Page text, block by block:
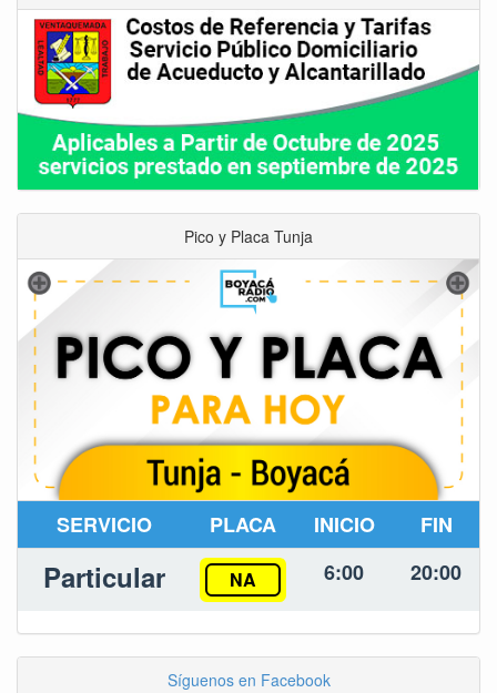
Pico y Placa Tunja
SERVICIO PLACA INICIO FIN
Particular NA 6:00 20:00
Síguenos en Facebook